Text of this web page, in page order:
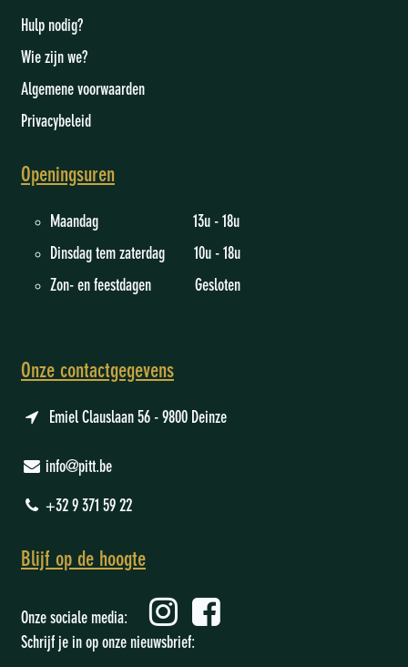
Hulp nodig?
Wie zijn we?
Algemene voorwaarden
Privacybeleid
Openingsuren
Maandag 13u - 18u
Dinsdag tem zaterdag 10u - 18u
Zon- en feestdagen Gesloten
Onze contactgegevens
Emiel Clauslaan 56 - 9800 Deinze
info@pitt.be
+32 9 371 59 22
Blijf op de hoogte
Onze sociale media:
Schrijf je in op onze nieuwsbrief: